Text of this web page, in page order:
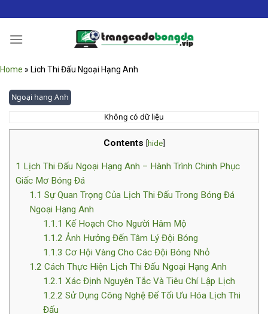
nội
Home » Lich Thi Đấu Ngoại Hạng Anh
Ngoại hạng Anh
Không có dữ liệu
Contents [hide]
1 Lịch Thi Đấu Ngoại Hạng Anh – Hành Trình Chinh Phục
Giấc Mơ Bóng Đá
1.1 Sự Quan Trọng Của Lịch Thi Đấu Trong Bóng Đá
Ngoại Hạng Anh
1.1.1 Kế Hoạch Cho Người Hâm Mộ
1.1.2 Ảnh Hưởng Đến Tâm Lý Đội Bóng
1.1.3 Cơ Hội Vàng Cho Các Đội Bóng Nhỏ
1.2 Cách Thực Hiện Lịch Thi Đấu Ngoại Hạng Anh
1.2.1 Xác Định Nguyên Tắc Và Tiêu Chí Lập Lịch
1.2.2 Sử Dụng Công Nghệ Để Tối Ưu Hóa Lịch Thi
Đấu